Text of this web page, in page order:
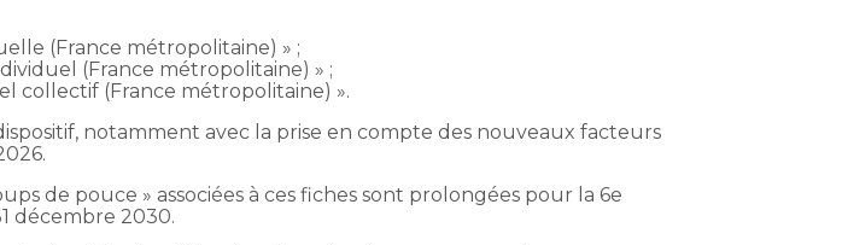
(France métropolitaine) » ;
(France métropolitaine) » ;
collectif (France métropolitaine) ».
notamment avec la prise en compte des nouveaux facteurs
de pouce » associées à ces fiches sont prolongées pour la 6e
décembre 2030.